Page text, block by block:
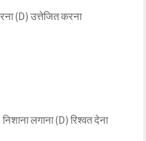
(D) उत्तेजित करना
लगाना (D) रिश्वत देना